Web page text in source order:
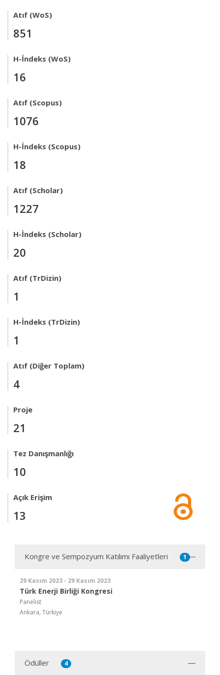
Atıf (WoS)
851
H-İndeks (WoS)
16
Atıf (Scopus)
1076
H-İndeks (Scopus)
18
Atıf (Scholar)
1227
H-İndeks (Scholar)
20
Atıf (TrDizin)
1
H-İndeks (TrDizin)
1
Atıf (Diğer Toplam)
4
Proje
21
Tez Danışmanlığı
10
Açık Erişim
13
Kongre ve Sempozyum Katılımı Faaliyetleri 1
29 Kasım 2023 - 29 Kasım 2023
Türk Enerji Birliği Kongresi
Panelist
Ankara, Türkiye
Ödüller 4